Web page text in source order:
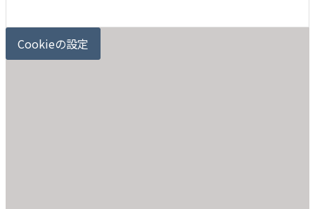
Cookieの設定